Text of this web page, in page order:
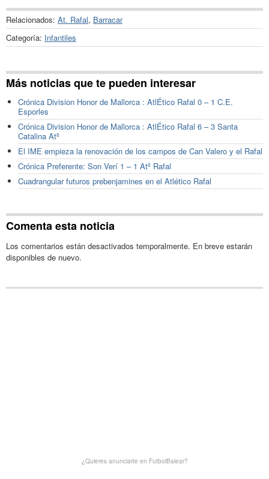
Relacionados: At. Rafal, Barracar
Categoría: Infantiles
Más noticias que te pueden interesar
Crónica Division Honor de Mallorca : AtlÉtico Rafal 0 – 1 C.E.
Esporles
Crónica Division Honor de Mallorca : AtlÉtico Rafal 6 – 3 Santa
Catalina Atº
El IME empieza la renovación de los campos de Can Valero y el Rafal
Crónica Preferente: Son Verí 1 – 1 Atº Rafal
Cuadrangular futuros prebenjamines en el Atlético Rafal
Comenta esta noticia
Los comentarios están desactivados temporalmente. En breve estarán
disponibles de nuevo.
¿Quieres anunciarte en FutbolBalear?